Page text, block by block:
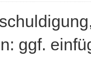
ggf.